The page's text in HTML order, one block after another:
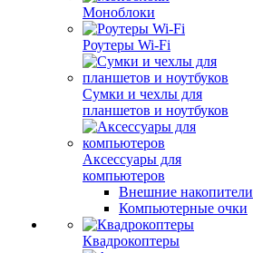
Моноблоки
Роутеры Wi-Fi
Сумки и чехлы для
планшетов и ноутбуков
Аксессуары для
компьютеров
Внешние накопители
Компьютерные очки
Квадрокоптеры